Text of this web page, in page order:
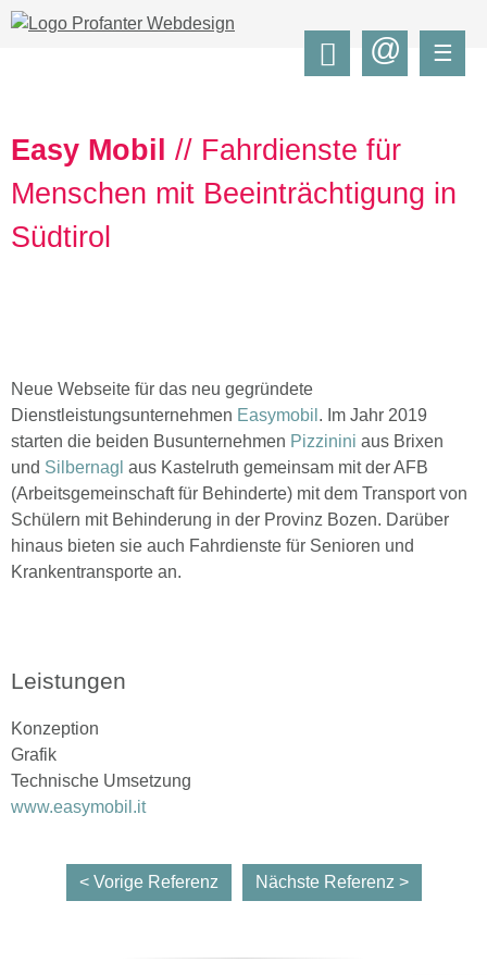
@ ☰
Easy Mobil // Fahrdienste für
Menschen mit Beeinträchtigung in
Südtirol
Neue Webseite für das neu gegründete
Dienstleistungsunternehmen Easymobil . Im Jahr 2019
starten die beiden Busunternehmen Pizzinini aus Brixen
und Silbernagl aus Kastelruth gemeinsam mit der AFB
(Arbeitsgemeinschaft für Behinderte) mit dem Transport von
Schülern mit Behinderung in der Provinz Bozen. Darüber
hinaus bieten sie auch Fahrdienste für Senioren und
Krankentransporte an.
Leistungen
Konzeption
Grafik
Technische Umsetzung
www.easymobil.it
< Vorige Referenz Nächste Referenz >